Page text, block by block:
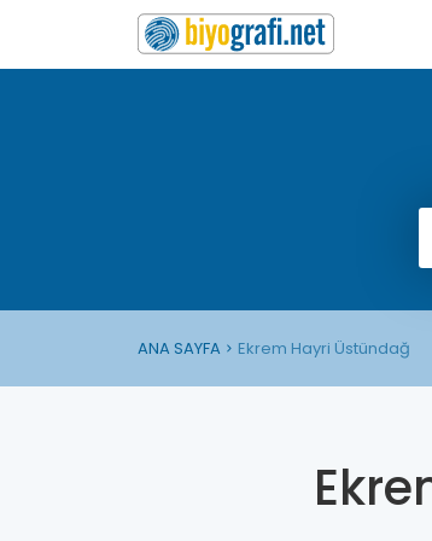
ANA SAYFA Ekrem Hayri Üstündağ